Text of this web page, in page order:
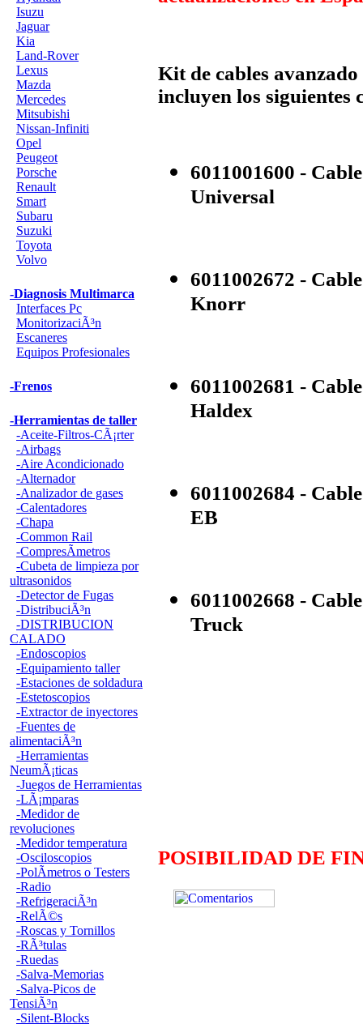
Isuzu
Jaguar
Kia
Land-Rover
Lexus
Mazda
Mercedes
Mitsubishi
Nissan-Infiniti
Opel
Peugeot
Porsche
Renault
Smart
Subaru
Suzuki
Toyota
Volvo
-Diagnosis Multimarca
Interfaces Pc
MonitorizaciÃ³n
Escaneres
Equipos Profesionales
-Frenos
-Herramientas de taller
-Aceite-Filtros-CÃ¡rter
-Airbags
-Aire Acondicionado
-Alternador
-Analizador de gases
-Calentadores
-Chapa
-Common Rail
-CompresÃ­metros
-Cubeta de limpieza por
ultrasonidos
-Detector de Fugas
-DistribuciÃ³n
-DISTRIBUCION
CALADO
-Endoscopios
-Equipamiento taller
-Estaciones de soldadura
-Estetoscopios
-Extractor de inyectores
-Fuentes de
alimentaciÃ³n
-Herramientas
NeumÃ¡ticas
-Juegos de Herramientas
-LÃ¡mparas
-Medidor de
revoluciones
-Medidor temperatura
-Osciloscopios
-PolÃ­metros o Testers
-Radio
-RefrigeraciÃ³n
-RelÃ©s
-Roscas y Tornillos
-RÃ³tulas
-Ruedas
-Salva-Memorias
-Salva-Picos de
TensiÃ³n
-Silent-Blocks
Kit de cables
incluyen los siguientes
6011001600 - Cable
Universal
6011002672 -
Knorr
6011002681 -
6011002684 -
EB
6011002668 -
Truck
POSIBILIDAD DE